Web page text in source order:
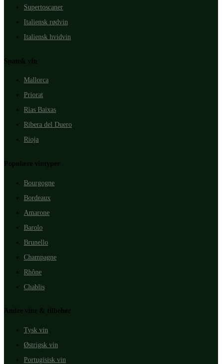
Supertoscaner
Italiensk rødvin
Italiensk hvidvin
Spansk vin
Mallorca
Priorat
Rìas Baixas
Ribera del Duero
Rioja
Populære vintyper
Bourgogne
Bordeaux
Amarone
Barolo
Brunello
Champagne
Rhône
Chablis
Andre vine & tilbehør
Tysk vin
Østrigsk vin
Portugisisk vin